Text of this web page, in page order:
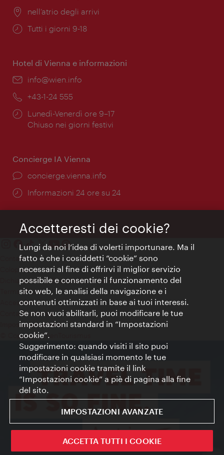
Posizione:
nell’atrio degli arrivi
Orari
Tutti i giorni 9-18
Hotel di Vienna e informazioni
Email:
info@wien.info
Telefono:
+43-1-24 555
Orari
di
Lunedì-Venerdì ore 9–17
Chiuso nei giorni festivi
Concierge IA Vienna
Ort:
concierge.vienna.info
Öffnungszeiten:
Informazioni 24 ore su 24
Contatti
Colophon
Dichiarazione sulla protezione dei dati
Terms of Use
Accessibilità
Contatto stampa
Impostazioni cookie
© Copyright WienTourismus
Accetteresti dei cookie?
Lungi da noi l’idea di volerti importunare. Ma il
fatto è che i cosiddetti “cookie” sono
necessari al fine di offrirvi il miglior servizio
possibile e consentire il funzionamento del
sito web, le analisi della navigazione e i
contenuti ottimizzati in base ai tuoi interessi.
Se non vuoi abilitarli, puoi modificare le tue
impostazioni standard in “Impostazioni
cookie”.
Suggerimento: quando visiti il sito puoi
modificare in qualsiasi momento le tue
impostazioni cookie tramite il link
“Impostazioni cookie” a piè di pagina alla fine
del sito.
IMPOSTAZIONI AVANZATE
ACCETTA TUTTI I COOKIE